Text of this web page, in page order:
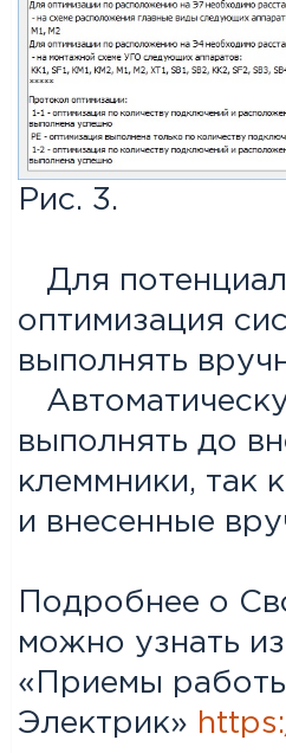
Рис. 3.
Для
оптимизация
выполнять
выполнять до
клеммники, так
и внесенные
Подробнее о
можно узнать
«Приемы
Электрик»